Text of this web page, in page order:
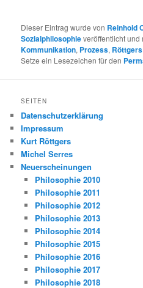
Dieser Eintrag wurde von Reinhold
Sozialphilosophieveröffentlicht und
Kommunikation, Prozess, Röttgers
Setze ein Lesezeichen für den
SEITEN
Datenschutzerklärung
Impressum
Kurt Röttgers
Michel Serres
Neuerscheinungen
Philosophie 2010
Philosophie 2011
Philosophie 2012
Philosophie 2013
Philosophie 2014
Philosophie 2015
Philosophie 2016
Philosophie 2017
Philosophie 2018